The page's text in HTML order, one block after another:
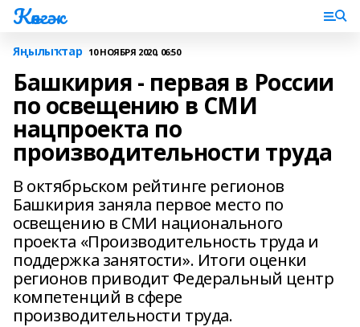
Көнгәк
Яңылыҡтар 10 НОЯБРЯ 2020, 06:50
Башкирия - первая в России
по освещению в СМИ
нацпроекта по
производительности труда
В октябрьском рейтинге регионов
Башкирия заняла первое место по
освещению в СМИ национального
проекта «Производительность труда и
поддержка занятости». Итоги оценки
регионов приводит Федеральный центр
компетенций в сфере
производительности труда.